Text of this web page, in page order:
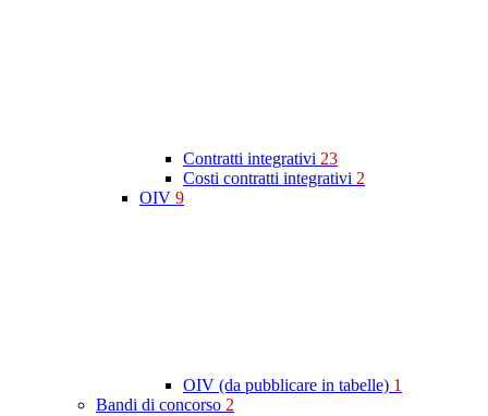
Contratti integrativi 23
Costi contratti integrativi 2
OIV 9
OIV (da pubblicare in tabelle) 1
Bandi di concorso 2